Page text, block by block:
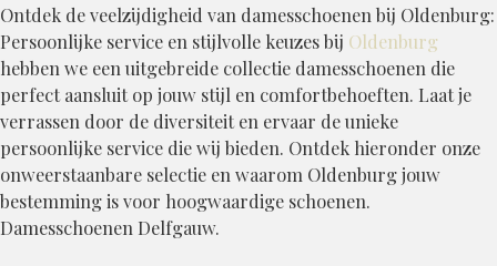
Ontdek de veelzijdigheid van damesschoenen bij Oldenburg:
Persoonlijke service en stijlvolle keuzes bij Oldenburg
hebben we een uitgebreide collectie damesschoenen die
perfect aansluit op jouw stijl en comfortbehoeften. Laat je
verrassen door de diversiteit en ervaar de unieke
persoonlijke service die wij bieden. Ontdek hieronder onze
onweerstaanbare selectie en waarom Oldenburg jouw
bestemming is voor hoogwaardige schoenen.
Damesschoenen Delfgauw.